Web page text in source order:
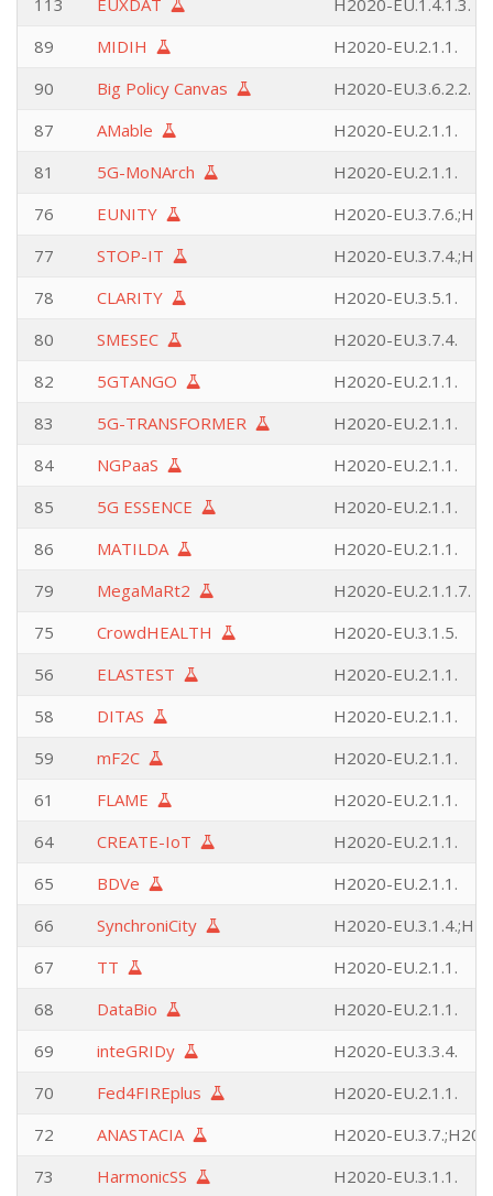
113 EUXDAT
H2020-EU.1.4.1.3.
89
MIDIH
H2020-EU.2.1.1.
90
Big Policy Canvas
H2020-EU.3.6.2.2.
87
AMable
H2020-EU.2.1.1.
81
5G-MoNArch
H2020-EU.2.1.1.
76
EUNITY
H2020-
77
STOP-IT
H2020-
78
CLARITY
H2020-EU.3.5.1.
80
SMESEC
H2020-EU.3.7.4.
82
5GTANGO
H2020-EU.2.1.1.
83
5G-TRANSFORMER
H2020-EU.2.1.1.
84
NGPaaS
H2020-EU.2.1.1.
85
5G ESSENCE
H2020-EU.2.1.1.
86
MATILDA
H2020-EU.2.1.1.
79
MegaMaRt2
H2020-EU.2.1.1.7.
75
CrowdHEALTH
H2020-EU.3.1.5.
56
ELASTEST
H2020-EU.2.1.1.
58
DITAS
H2020-EU.2.1.1.
59
mF2C
H2020-EU.2.1.1.
61
FLAME
H2020-EU.2.1.1.
64
CREATE-IoT
H2020-EU.2.1.1.
65
BDVe
H2020-EU.2.1.1.
66
SynchroniCity
H2020-
67
TT
H2020-EU.2.1.1.
68
DataBio
H2020-EU.2.1.1.
69
inteGRIDy
H2020-EU.3.3.4.
70
Fed4FIREplus
H2020-EU.2.1.1.
72
ANASTACIA
H2020-
73
HarmonicSS
H2020-EU.3.1.1.